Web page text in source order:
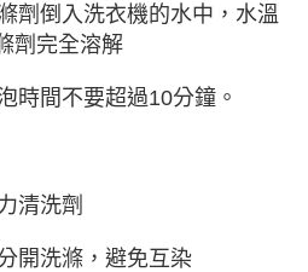
劑倒入洗衣機的水中，水溫
劑完全溶解
時間不要超過10分鐘。
清洗劑
開洗滌，避免互染